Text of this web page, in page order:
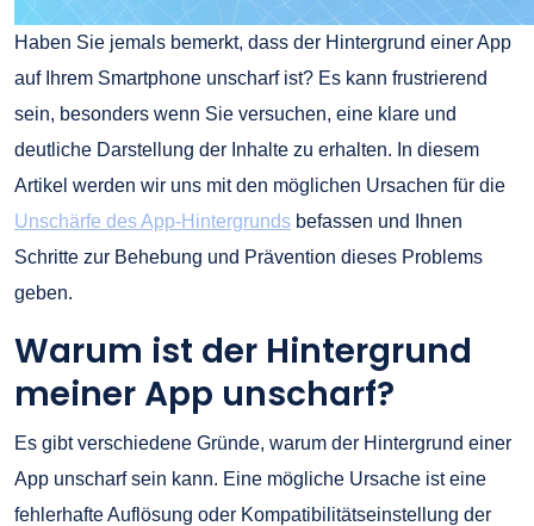
Haben Sie jemals bemerkt, dass der Hintergrund einer App
auf Ihrem Smartphone unscharf ist? Es kann frustrierend
sein, besonders wenn Sie versuchen, eine klare und
deutliche Darstellung der Inhalte zu erhalten. In diesem
Artikel werden wir uns mit den möglichen Ursachen für die
Unschärfe des App-Hintergrunds befassen und Ihnen
Schritte zur Behebung und Prävention dieses Problems
geben.
Warum ist der Hintergrund
meiner App unscharf?
Es gibt verschiedene Gründe, warum der Hintergrund einer
App unscharf sein kann. Eine mögliche Ursache ist eine
fehlerhafte Auflösung oder Kompatibilitätseinstellung der